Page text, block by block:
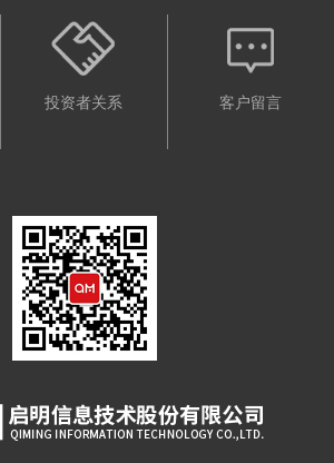
投资者关系 客户留言